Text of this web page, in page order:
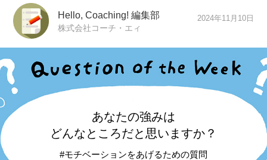
Hello, Coaching! 編集部
株式会社コーチ・エィ
2024年11月10日
あなたの強みは
どんなところだと思いますか？
#モチベーションをあげるための質問